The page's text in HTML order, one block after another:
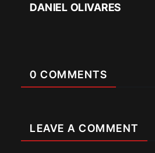
DANIEL OLIVARES
0 COMMENTS
LEAVE A COMMENT